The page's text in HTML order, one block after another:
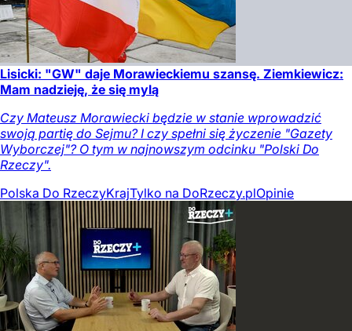
Lisicki: "GW" daje Morawieckiemu szansę. Ziemkiewicz:
Mam nadzieję, że się mylą
Czy Mateusz Morawiecki będzie w stanie wprowadzić
swoją partię do Sejmu? I czy spełni się życzenie "Gazety
Wyborczej"? O tym w najnowszym odcinku "Polski Do
Rzeczy".
Polska Do RzeczyKrajTylko na DoRzeczy.plOpinie